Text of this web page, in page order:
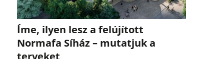
Íme, ilyen lesz a felújított
Normafa Síház – mutatjuk a
terveket